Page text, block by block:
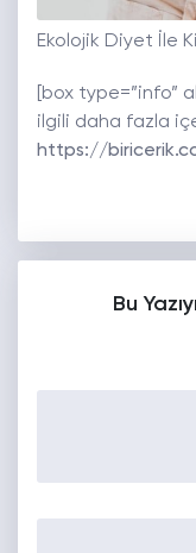
Ekolojik Diyet İle
[box type=”info”
ilgili daha fazla
https://
Bu